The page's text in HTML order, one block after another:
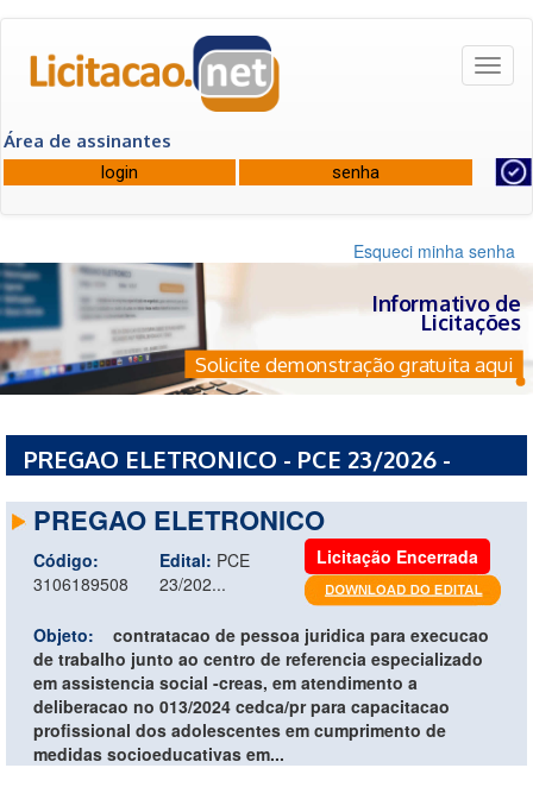
Área de assinantes
Esqueci minha senha
Informativo de
Licitações
Solicite demonstração gratuita aqui
PREGAO ELETRONICO - PCE 23/2026 -
PREGAO ELETRONICO
Código:
3106189508
Edital: PCE
23/202...
Licitação Encerrada
Objeto:
contratacao de pessoa juridica para execucao
de trabalho junto ao centro de referencia especializado
em assistencia social -creas, em atendimento a
deliberacao no 013/2024 cedca/pr para capacitacao
profissional dos adolescentes em cumprimento de
medidas socioeducativas em...